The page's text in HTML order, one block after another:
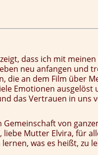
dass ich mit
neu anfangen und
die an dem Film über
Emotionen ausgelöst
das Vertrauen in uns
von
Mutter Elvira, für
was es heißt, zu